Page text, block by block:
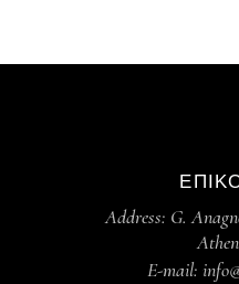
Address: G.
E-mail: